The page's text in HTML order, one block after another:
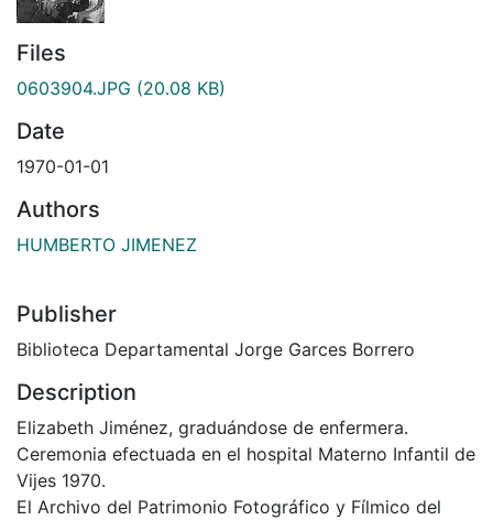
Files
0603904.JPG (20.08 KB)
Date
1970-01-01
Authors
HUMBERTO JIMENEZ
Publisher
Biblioteca Departamental Jorge Garces Borrero
Description
Elizabeth Jiménez, graduándose de enfermera.
Ceremonia efectuada en el hospital Materno Infantil de
Vijes 1970.
El Archivo del Patrimonio Fotográfico y Fílmico del